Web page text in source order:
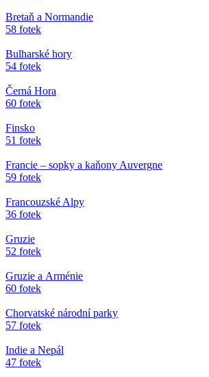
Bretaň a Normandie
58 fotek
Bulharské hory
54 fotek
Černá Hora
60 fotek
Finsko
51 fotek
Francie – sopky a kaňony Auvergne
59 fotek
Francouzské Alpy
36 fotek
Gruzie
52 fotek
Gruzie a Arménie
60 fotek
Chorvatské národní parky
57 fotek
Indie a Nepál
47 fotek